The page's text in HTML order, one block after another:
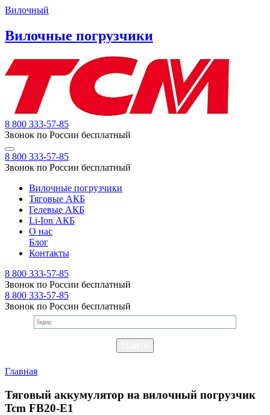
Вилочный
Вилочные погрузчики
8 800 333-57-85
Звонок по России бесплатный
8 800 333-57-85
Звонок по России бесплатный
Вилочные погрузчики
Тяговые АКБ
Гелевые АКБ
Li-Ion АКБ
О нас
Блог
Контакты
8 800 333-57-85
Звонок по России бесплатный
8 800 333-57-85
Звонок по России бесплатный
Главная
Тяговый аккумулятор на вилочный погрузчик
Tcm FB20-E1